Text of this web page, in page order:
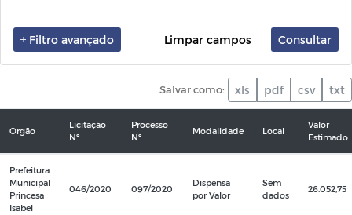
Filtro avançado Consultar
Limpar campos
Salvar como: xls pdf csv txt
Orgão
Licitação
Nº
Processo
Nº
Modalidade Local
Valor
Estimado
Prefeitura
Municipal
Princesa
Isabel
046/2020 097/2020
Dispensa
por Valor
Sem
dados
26.052,75